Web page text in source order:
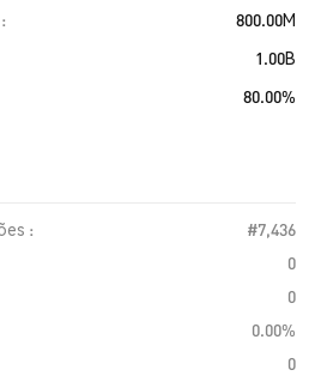
800.00M
1.00B
80.00%
:
#7,436
0
0
0.00%
0